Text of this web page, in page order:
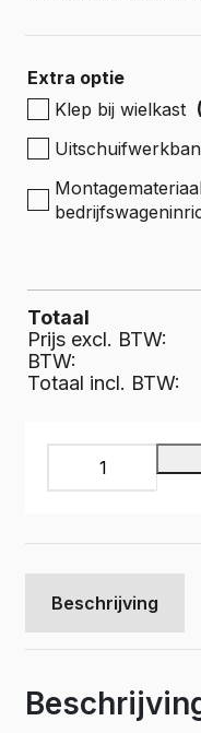
Extra optie
Klep bij wielkast
Totaal
Prijs excl. BTW:
BTW:
Totaal incl. BTW:
INFINITY
aantal
Beschrijving